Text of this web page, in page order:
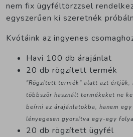
nem fix ügyféltörzzsel
egyszerűen ki szeretnék
Kvótáink az ingyenes
Havi 100 db árajánlat
20 db rögzített termék
"Rögzített termék" alatt azt értjük,
többször használt termékeket ne
beírni az árajánlatokba, hanem
lényegesen gyorsítva egy-egy
20 db rögzített ügyfél